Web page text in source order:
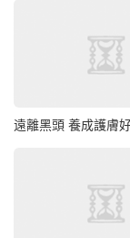
遠離黑頭 養成護膚